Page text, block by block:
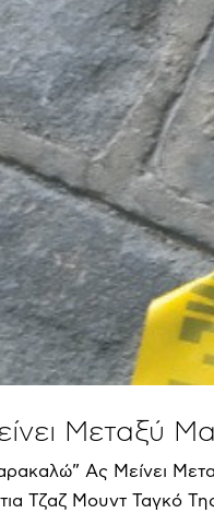
Μεταξύ
Ας Μείνει
Τζαζ Μουντ Ταγκό